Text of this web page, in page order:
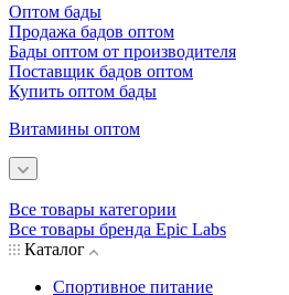
Оптом бады
Продажа бадов оптом
Бады оптом от производителя
Поставщик бадов оптом
Купить оптом бады
Витамины оптом
Все товары категории
Все товары бренда Epic Labs
Каталог
Спортивное питание